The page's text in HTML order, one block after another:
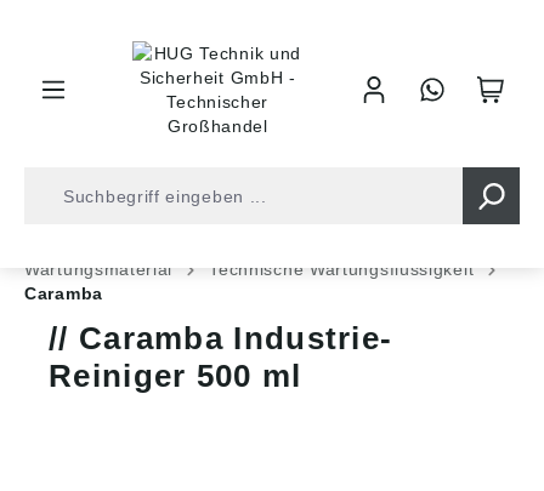
Wartungsmaterial
Technische Wartungsflüssigkeit
Caramba
Caramba Industrie-
Reiniger 500 ml